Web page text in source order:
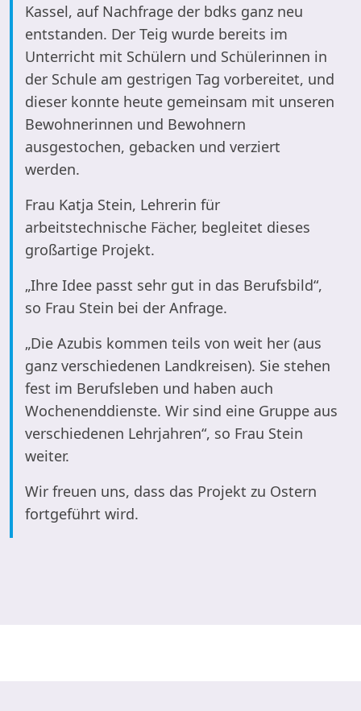
Kassel, auf Nachfrage der bdks ganz neu
entstanden. Der Teig wurde bereits im
Unterricht mit Schülern und Schülerinnen in
der Schule am gestrigen Tag vorbereitet, und
dieser konnte heute gemeinsam mit unseren
Bewohnerinnen und Bewohnern
ausgestochen, gebacken und verziert
werden.
Frau Katja Stein, Lehrerin für
arbeitstechnische Fächer, begleitet dieses
großartige Projekt.
„Ihre Idee passt sehr gut in das Berufsbild“,
so Frau Stein bei der Anfrage.
„Die Azubis kommen teils von weit her (aus
ganz verschiedenen Landkreisen). Sie stehen
fest im Berufsleben und haben auch
Wochenenddienste. Wir sind eine Gruppe aus
verschiedenen Lehrjahren“, so Frau Stein
weiter.
Wir freuen uns, dass das Projekt zu Ostern
fortgeführt wird.